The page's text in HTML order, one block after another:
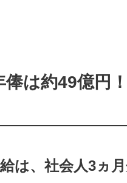
は約49億円
は、社会人3ヵ月